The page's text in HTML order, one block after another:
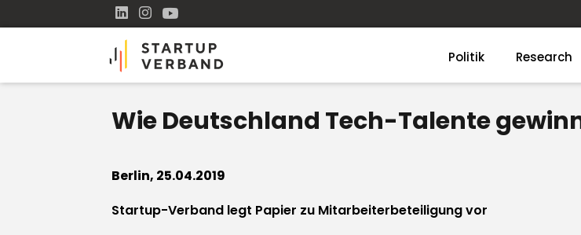
Politik Research
Wie Deutschland Tech-Talente
Berlin, 25.04.2019
Startup-Verband legt Papier zu Mitarbeiterbeteiligung vor